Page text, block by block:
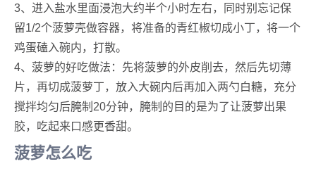
3、进入盐水里面浸泡大约半个小时左右，同时别忘记保
留1/2个菠萝壳做容器，将准备的青红椒切成小丁，将一个
鸡蛋磕入碗内，打散。
4、菠萝的好吃做法：先将菠萝的外皮削去，然后先切薄
片，再切成菠萝丁，放入大碗内后再加入两勺白糖，充分
搅拌均匀后腌制20分钟，腌制的目的是为了让菠萝出果
胶，吃起来口感更香甜。
菠萝怎么吃